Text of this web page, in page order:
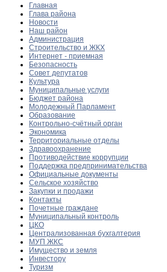
Главная
Глава района
Новости
Наш район
Администрация
Строительство и ЖКХ
Интернет - приемная
Безопасность
Совет депутатов
Культура
Муниципальные услуги
Бюджет района
Молодежный Парламент
Образование
Контрольно-счётный орган
Экономика
Территориальные отделы
Здравоохранение
Противодействие коррупции
Поддержка предпринимательства
Официальные документы
Сельское хозяйство
Закупки и продажи
Контакты
Почетные граждане
Муниципальный контроль
ЦКО
Централизованная бухгалтерия
МУП ЖКС
Имущество и земля
Инвестору
Туризм